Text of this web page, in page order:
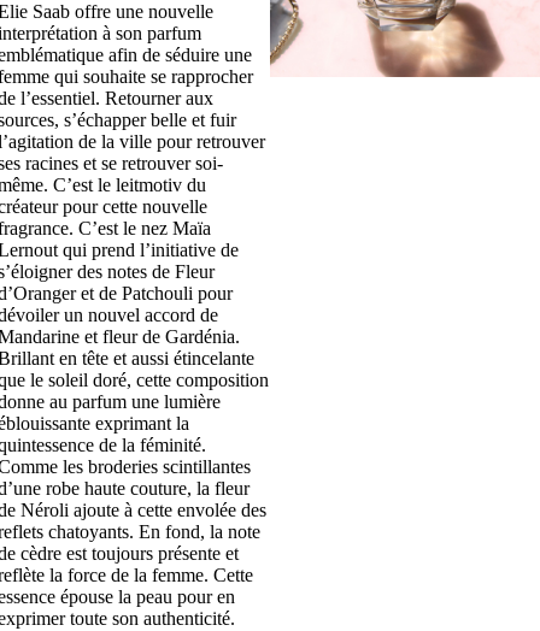
Saab offre une nouvelle
à son parfum
afin de séduire une
qui souhaite se rapprocher
l’essentiel. Retourner aux
s’échapper belle et fuir
de la ville pour retrouver
racines et se retrouver soi-
C’est le leitmotiv du
pour cette nouvelle
C’est le nez Maïa
qui prend l’initiative de
des notes de Fleur
et de Patchouli pour
un nouvel accord de
et fleur de Gardénia.
en tête et aussi étincelante
le soleil doré, cette composition
au parfum une lumière
exprimant la
de la féminité.
les broderies scintillantes
robe haute couture, la fleur
Néroli ajoute à cette envolée des
chatoyants. En fond, la note
cèdre est toujours présente et
la force de la femme. Cette
épouse la peau pour en
toute son authenticité.